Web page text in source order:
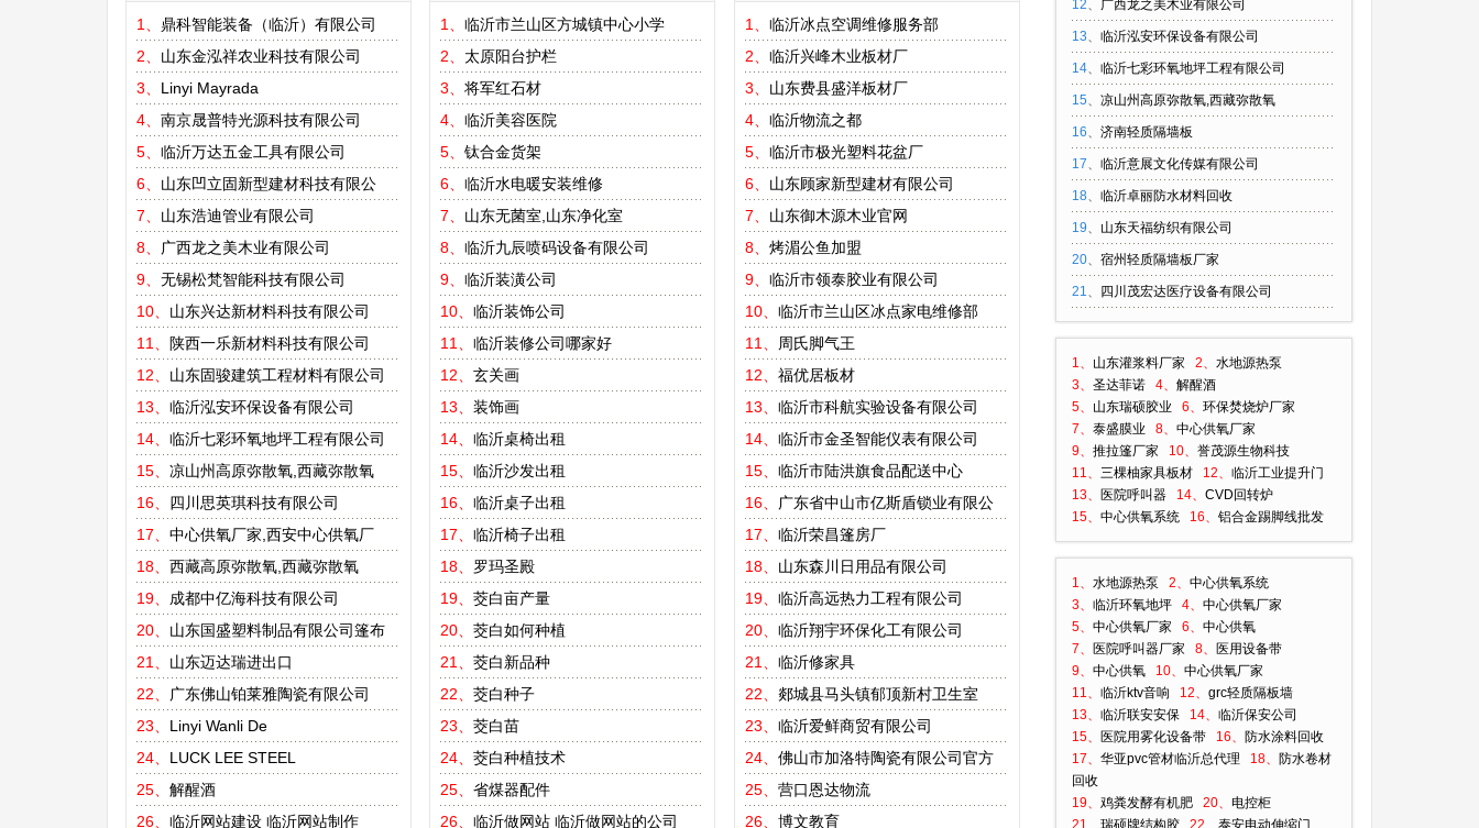
1、 鼎科智能装备（临沂）有限公司
2、 山东金泓祥农业科技有限公司
3、 Linyi Mayrada
4、 南京晟普特光源科技有限公司
5、 临沂万达五金工具有限公司
6、 山东凹立固新型建材科技有限公
7、 山东浩迪管业有限公司
8、
广西龙之美木业有限公司
9、 无锡松梵智能科技有限公司
10、 山东兴达新材料科技有限公司
11、
陕西一乐新材料科技有限公司
12、 山东固骏建筑工程材料有限公司
13、 临沂泓安环保设备有限公司
14、 临沂七彩环氧地坪工程有限公司
15、 凉山州高原弥散氧,西藏弥散氧
16、 四川思英琪科技有限公司
17、 中心供氧厂家,西安中心供氧厂
18、 西藏高原弥散氧,西藏弥散氧
19、 成都中亿海科技有限公司
20、 山东国盛塑料制品有限公司篷布
21、 山东迈达瑞进出口
22、
广东佛山铂莱雅陶瓷有限公司
23、 Linyi Wanli De
24、 LUCK LEE STEEL
25、 解醒酒
26、 临沂网站建设 临沂网站制作
1、 临沂市兰山区方城镇中心小学
2、 太原阳台护栏
3、 将军红石材
4、 临沂美容医院
5、 钛合金货架
6、 临沂水电暖安装维修
7、 山东无菌室,山东净化室
8、 临沂九辰喷码设备有限公司
9、 临沂装潢公司
10、 临沂装饰公司
11、 临沂装修公司哪家好
12、 玄关画
13、 装饰画
14、 临沂桌椅出租
15、 临沂沙发出租
16、 临沂桌子出租
17、 临沂椅子出租
18、 罗玛圣殿
19、 茭白亩产量
20、 茭白如何种植
21、 茭白新品种
22、 茭白种子
23、 茭白苗
24、 茭白种植技术
25、 省煤器配件
26、 临沂做网站 临沂做网站的公司
1、 临沂冰点空调维修服务部
2、 临沂兴峰木业板材厂
3、 山东费县盛洋板材厂
4、 临沂物流之都
5、 临沂市极光塑料花盆厂
6、 山东顾家新型建材有限公司
7、 山东御木源木业官网
8、 烤湄公鱼加盟
9、 临沂市领泰胶业有限公司
10、 临沂市兰山区冰点家电维修部
11、
周氏脚气王
12、 福优居板材
13、 临沂市科航实验设备有限公司
14、 临沂市金圣智能仪表有限公司
15、 临沂市陆洪旗食品配送中心
16、
广东省中山市亿斯盾锁业有限公
17、 临沂荣昌篷房厂
18、 山东森川日用品有限公司
19、 临沂高远热力工程有限公司
20、 临沂翔宇环保化工有限公司
21、 临沂修家具
22、 郯城县马头镇郁顶新村卫生室
23、 临沂爱鲜商贸有限公司
24、 佛山市加洛特陶瓷有限公司官方
25、 营口恩达物流
26、 博文教育
12、 广西龙之美木业有限公司
13、 临沂泓安环保设备有限公司
14、 临沂七彩环氧地坪工程有限公司
15、 凉山州高原弥散氧,西藏弥散氧
16、 济南轻质隔墙板
17、 临沂意展文化传媒有限公司
18、 临沂卓丽防水材料回收
19、 山东天福纺织有限公司
20、 宿州轻质隔墙板厂家
21、 四川茂宏达医疗设备有限公司
1、 山东灌浆料厂家 2、 水地源热泵
3、 圣达菲诺 4、 解醒酒
5、 山东瑞硕胶业 6、 环保焚烧炉厂家
7、 泰盛膜业 8、 中心供氧厂家
9、 推拉篷厂家 10、 誉茂源生物科技
11、 三棵柚家具板材 12、 临沂工业提升门
13、
医院呼叫器 14、 CVD回转炉
15、 中心供氧系统 16、 铝合金踢脚线批发
1、 水地源热泵 2、 中心供氧系统
3、 临沂环氧地坪 4、 中心供氧厂家
5、 中心供氧厂家 6、 中心供氧
7、
医院呼叫器厂家 8、
医用设备带
9、 中心供氧 10、 中心供氧厂家
11、 临沂ktv音响 12、 grc轻质隔板墙
13、 临沂联安安保 14、 临沂保安公司
15、
医院用雾化设备带 16、 防水涂料回收
17、 华亚pvc管材临沂总代理 18、 防水卷材
回收
19、 鸡粪发酵有机肥 20、 电控柜
21、 瑞硕牌结构胶 22、 泰安电动伸缩门